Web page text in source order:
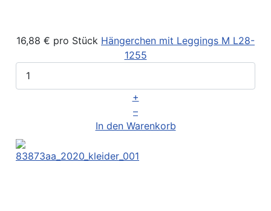
16,88 € pro Stück Hängerchen mit Leggings M L28-
1255
+
–
In den Warenkorb